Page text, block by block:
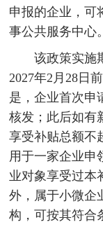
申报的企业，可
事公共服务中心。
该政策实施
2027年2月28日
是，企业首次申
核发；此后如有
享受补贴总额不
用于一家企业申
业对象享受过本
外，属于小微企
构，可按其符合